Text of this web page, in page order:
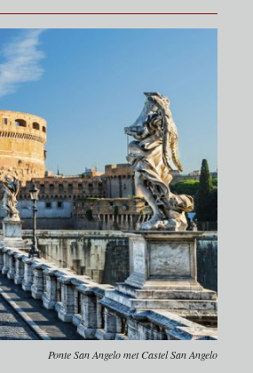
Ponte San Angelo met Castel San Angelo